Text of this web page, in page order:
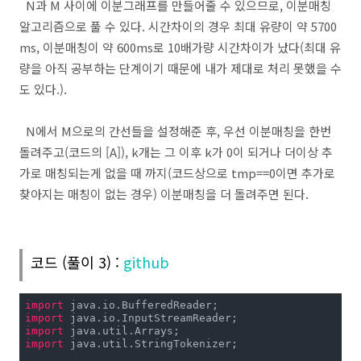
for (int i = sink; i != source; i =
            flow[i][parents[i]] -= min;
        }
        sum += min;
    }
N과 M 사이에 이분그래프를 만들어줄 수 있으므로, 이분매칭
알고리즘으로 풀 수 있다. 시간차이의 경우 최대 유량이 약 5700
ms, 이분매칭이 약 600ms로 10배가량 시간차이가 났다(최대 유
량을 아직 공부하는 단계이기 때문에 내가 제대로 처리 못했을 수
도 있다.).
N에서 M으로의 간선들을 설정해준 후, 우선 이분매칭을 한번
돌려주고(코드의 [A]), k개는 그 이후 k가 0이 되거나 더이상 추
가로 매칭되는게 없을 때 까지(코드상으로 tmp==0이면 추가로
찾아지는 매칭이 없는 경우) 이분매칭을 더 돌려주면 된다.
코드 (풀이 3) : github
import
import
import
import java.util.StringTokenizer;